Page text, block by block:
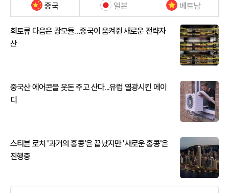
중국 일본 베트남
희토류 다음은 광모듈…중국이 움켜쥔 새로운 전략자
산
중국산 에어콘을 웃돈 주고 산다...유럽 열광시킨 메이
디
스티븐 로치 '과거의 홍콩'은 끝났지만 '새로운 홍콩'은
진행중